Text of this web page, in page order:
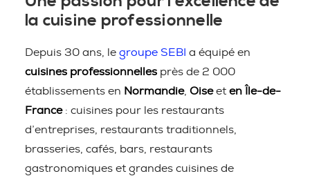
la cuisine professionnelle
Depuis 30 ans, le groupe SEBI a équipé en
cuisines professionnelles près de 2 000
établissements en Normandie, Oiseet en Île-de-
France: cuisines pour les restaurants
d’entreprises, restaurants traditionnels,
brasseries, cafés, bars, restaurants
gastronomiques et grandes cuisines de